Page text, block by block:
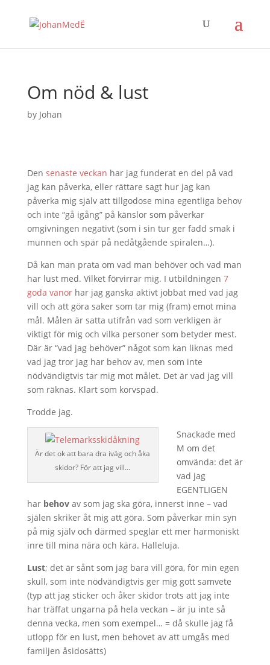
Om nöd & lust
by Johan
Den senaste veckan har jag funderat en del på vad
jag kan påverka, eller rättare sagt hur jag kan
påverka mig själv att tillgodose mina egentliga behov
och inte “gå igång” på känslor som påverkar
omgivningen negativt (som i sin tur ger fadd smak i
munnen och spär på nedåtgående spiralen…).
Då kan man prata om vad man behöver och vad man
har lust med. Vilket förvirrar mig. I utbildningen 7
goda vanorhar jag ganska aktivt jobbat med vad jag
vill och att göra saker som tar mig (fram) emot mina
mål. Målen är satta utifrån vad som verkligen är
viktigt för mig och vilka personer som betyder mest.
Där är “vad jag behöver” något som kan liknas med
vad jag tror jag har behov av, men som inte
nödvändigtvis tar mig mot målet. Det är vad jag vill
som räknas. Klart som korvspad.
Trodde jag.
Är det ok att bara dra iväg och åka
skidor? För att jag vill...
Snackade med
M om det
omvända: det är
vad jag
EGENTLIGEN
har behovav som jag ska göra, innerst inne – vad
själen skriker åt mig att göra. Som påverkar min syn
på mig själv och därmed speglar ett mer harmoniskt
inre till mina nära och kära. Halleluja.
Lust; det är sånt som jag bara vill göra, för min egen
skull, som inte nödvändigtvis ger mig gott samvete
(typ att jag sticker och åker skidor trots att jag inte
har träffat ungarna på hela veckan – är ju inte så
denna vecka, men som exempel… = då skulle jag få
utlopp för en lust, men behovet av att umgås med
familjen åsidosätts)